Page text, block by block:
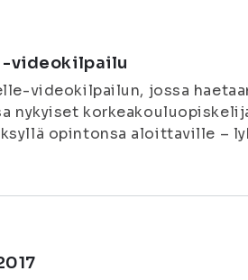
-videokilpailu
videokilpailun, jossa
nykyiset
opintonsa aloittaville –